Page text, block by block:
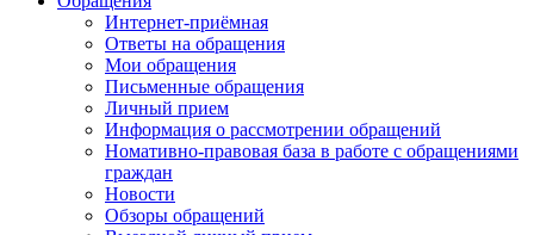
Интернет-приёмная
Ответы на обращения
Мои обращения
Письменные обращения
Личный прием
Информация о рассмотрении обращений
Номативно-правовая база в работе с обращениями
граждан
Новости
Обзоры обращений